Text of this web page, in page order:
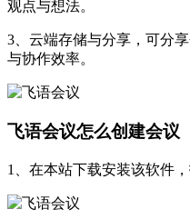
观点与想法。
3、云端存储与分享，可分
与协作效率。
飞语会议怎么创建会议
1、在本站下载安装该软件